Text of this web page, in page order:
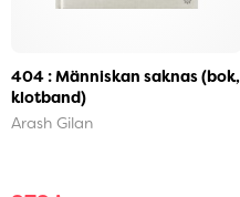
404 : Människan saknas (bok,
klotband)
Arash Gilan